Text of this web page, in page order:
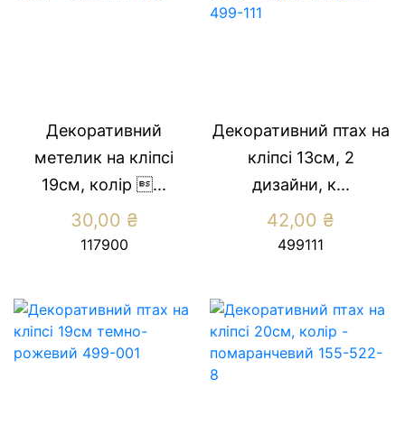
Декоративний
метелик на кліпсі
19см, колір ...
30,00 ₴
117900
Декоративний птах на
кліпсі 13см, 2
дизайни, к...
42,00 ₴
499111